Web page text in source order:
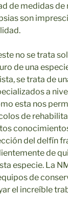
de medidas
son
no se trata
de una
se trata de
a
esta nos
de
del delfín
de
especie. La
de
el increíble